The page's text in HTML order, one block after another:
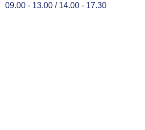
09.00 - 13.00 / 14.00 - 17.30